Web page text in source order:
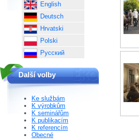
English
Deutsch
Hrvatski
Polski
Русский
Další volby
Ke službám
K výrobkům
K seminářům
K publikacím
K referencím
Obecné